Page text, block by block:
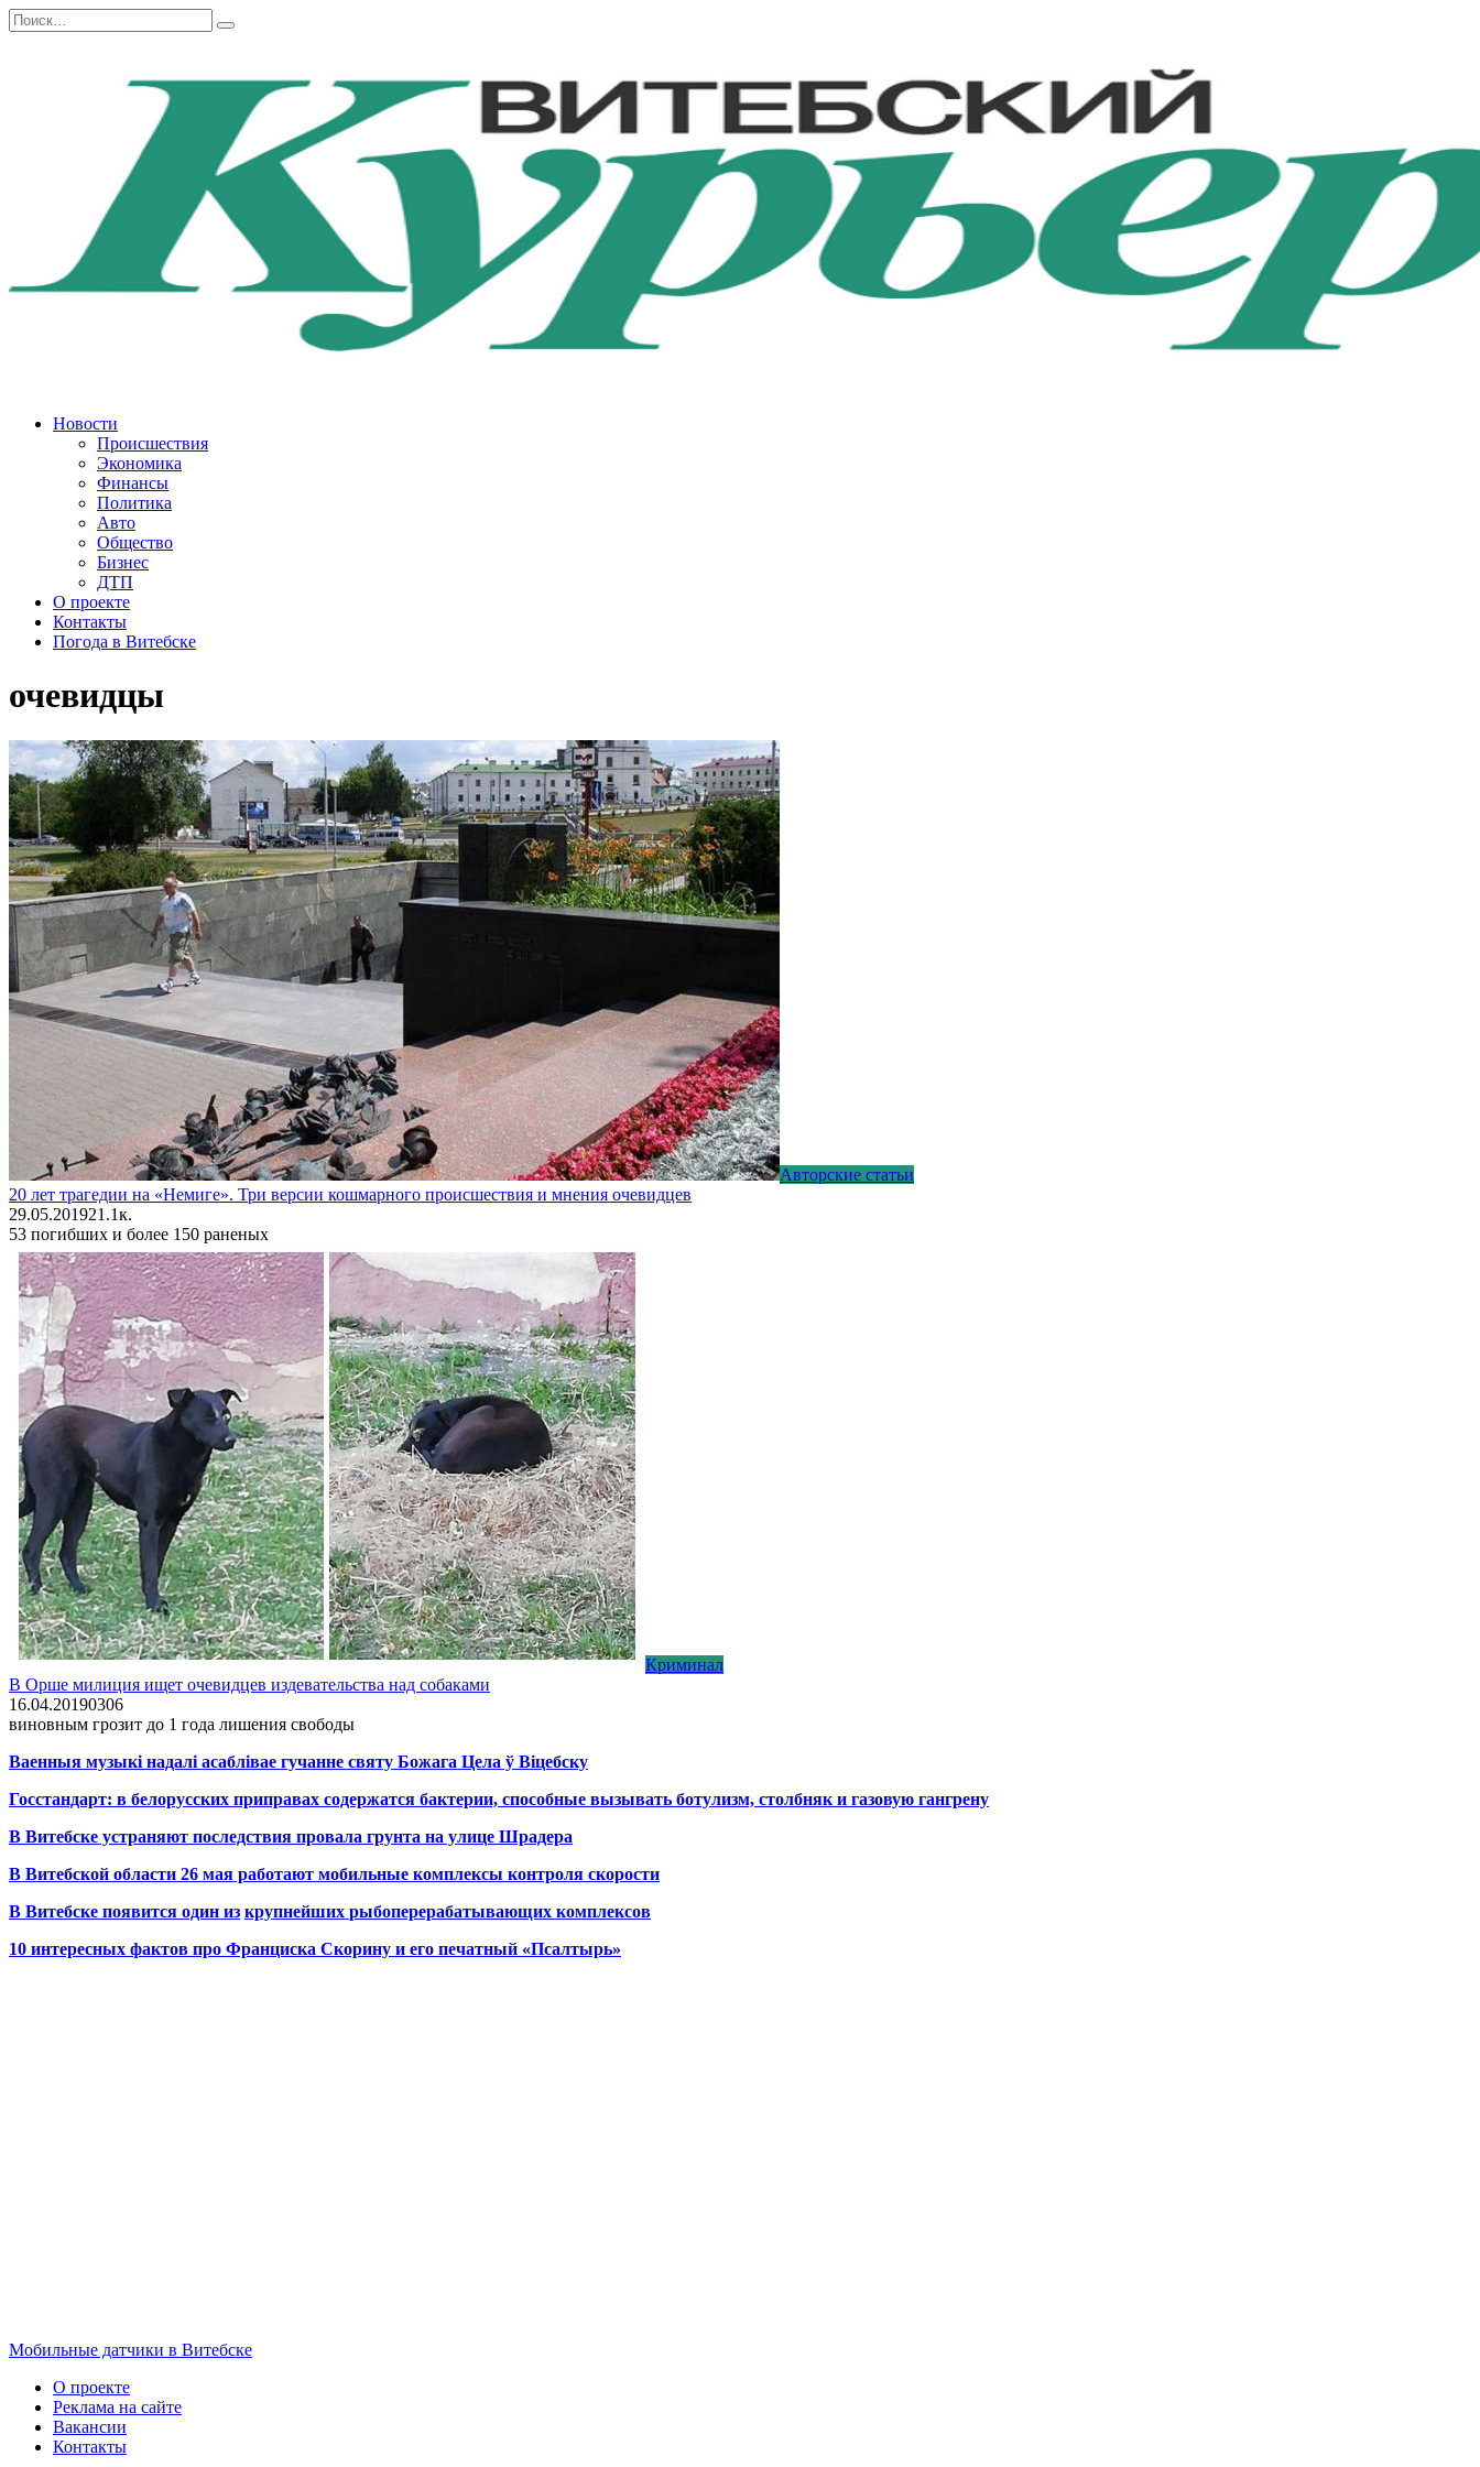
Перейти
к
Search
for:
Новости
Происшествия
Экономика
Финансы
Политика
Авто
Общество
Бизнес
ДТП
О проекте
Контакты
Погода в Витебске
очевидцы
Авторские статьи
20 лет трагедии на «Немиге». Три версии кошмарного происшествия и мнения очевидцев
29.05.201921.1к.
53 погибших и более 150 раненых
Криминал
В Орше милиция ищет очевидцев издевательства над собаками
16.04.20190306
виновным грозит до 1 года лишения свободы
Ваенныя музыкі надалі асаблівае гучанне святу Божага Цела ў Віцебску
Госстандарт: в белорусских приправах содержатся бактерии, способные вызывать ботулизм, столбняк и газовую гангрену
В Витебске устраняют последствия провала грунта на улице Шрадера
В Витебской области 26 мая работают мобильные комплексы контроля скорости
В Витебске появится один из крупнейших рыбоперерабатывающих комплексов
10 интересных фактов про Франциска Скорину и его печатный «Псалтырь»
Мобильные датчики в Витебске
О проекте
Реклама на сайте
Вакансии
Контакты